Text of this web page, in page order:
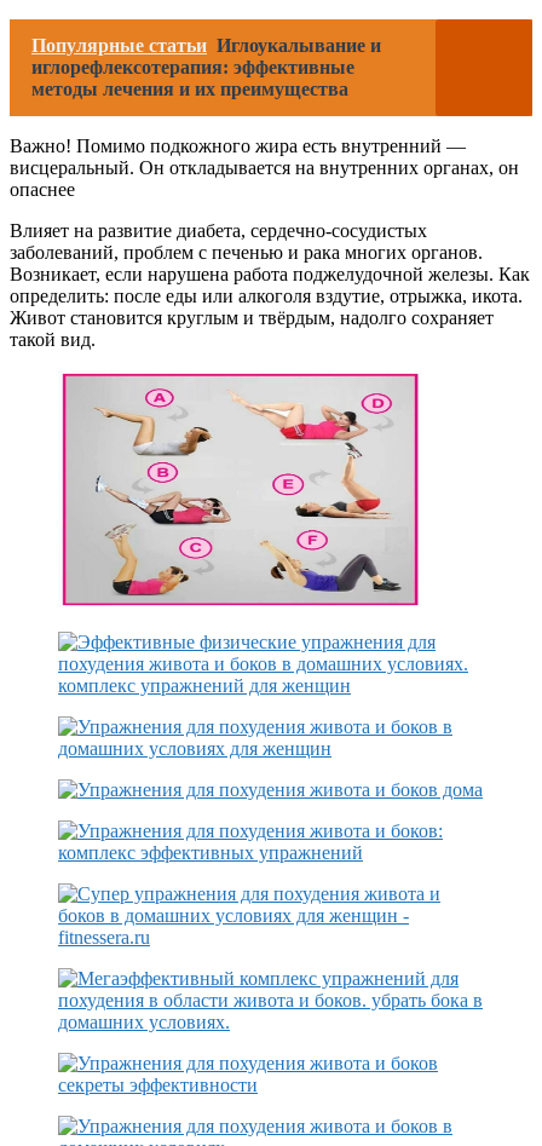
Популярные статьи Иглоукалывание и
иглорефлексотерапия: эффективные
методы лечения и их преимущества
Важно! Помимо подкожного жира есть внутренний —
висцеральный. Он откладывается на внутренних органах, он
опаснее
Влияет на развитие диабета, сердечно-сосудистых
заболеваний, проблем с печенью и рака многих органов.
Возникает, если нарушена работа поджелудочной железы. Как
определить: после еды или алкоголя вздутие, отрыжка, икота.
Живот становится круглым и твёрдым, надолго сохраняет
такой вид.